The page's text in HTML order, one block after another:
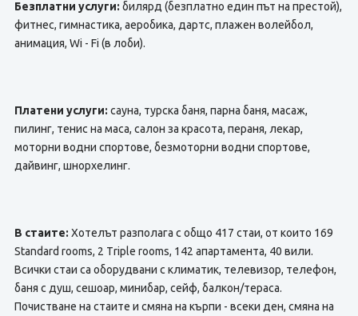
Безплатни услуги: билярд (безплатно един път на престой),
фитнес, гимнастика, аеробика, дартс, плажен волейбол,
анимация, Wi - Fi (в лоби).
Платени услуги: сауна, турска баня, парна баня, масаж,
пилинг, тенис на маса, салон за красота, пераня, лекар,
моторни водни спортове, безмоторни водни спортове,
дайвинг, шнорхелинг.
В стаите: Хотелът разполага с общо 417 стаи, от които 169
Standard rooms, 2 Тriple rooms, 142 апартамента, 40 вили.
Всички стаи са оборудвани с климатик, телевизор, телефон,
баня с душ, сешоар, минибар, сейф, балкон/тераса.
Почистване на стаите и смяна на кърпи - всеки ден, смяна на